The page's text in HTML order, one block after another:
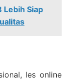
Lebih Siap
les online